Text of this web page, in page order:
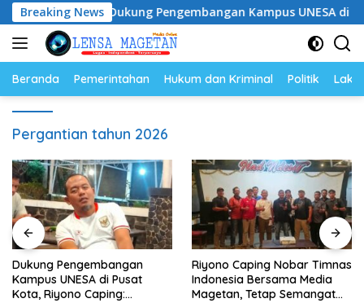
Langsung
ke
konten
Breaking News
Dukung Pengembangan Kampus UNESA di Pusat
Beranda Pemerintahan Hukum dan Kriminal Politik
Pergantian tahun 2026
Dukung Pengembangan
Kampus UNESA di Pusat
Kota, Riyono Caping:
Riyono Caping Nobar Timnas
Indonesia Bersama Media
Magetan, Tetap Semangat